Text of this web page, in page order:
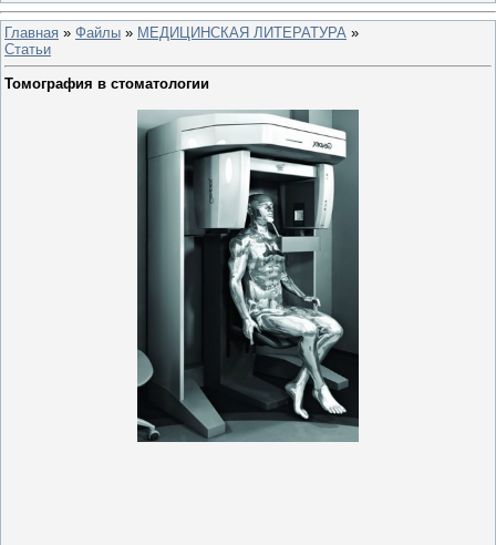
Главная » Файлы » МЕДИЦИНСКАЯ ЛИТЕРАТУРА »
Статьи
Томография в стоматологии